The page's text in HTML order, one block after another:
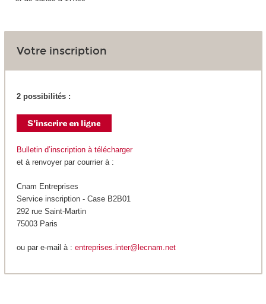
Votre inscription
2 possibilités :
Bulletin d’inscription à télécharger
et à renvoyer par courrier à :
Cnam Entreprises
Service inscription - Case B2B01
292 rue Saint-Martin
75003 Paris
ou par e-mail à : entreprises.inter@lecnam.net